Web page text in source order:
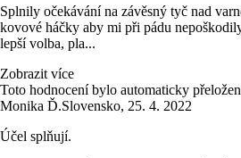
Splnily očekávání na závěsný tyč nad
kovové háčky aby mi při pádu
lepší volba, pla...
Zobrazit více
Toto hodnocení bylo automaticky
Monika Ď.Slovensko, 25. 4. 2022
Účel splňují.